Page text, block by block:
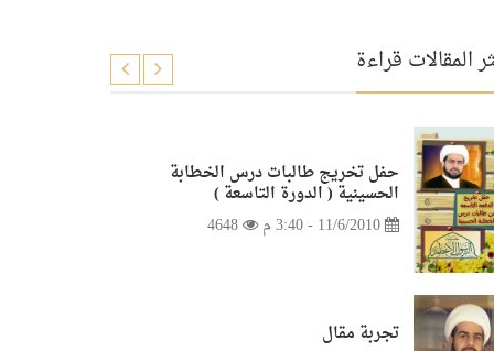
المقالات قراءة
حفل تخريج طالبات درس الخطابة
الحسينية ( الدورة التاسعة )
11/6/2010 - 3:40 م
4648
تجربة مقال